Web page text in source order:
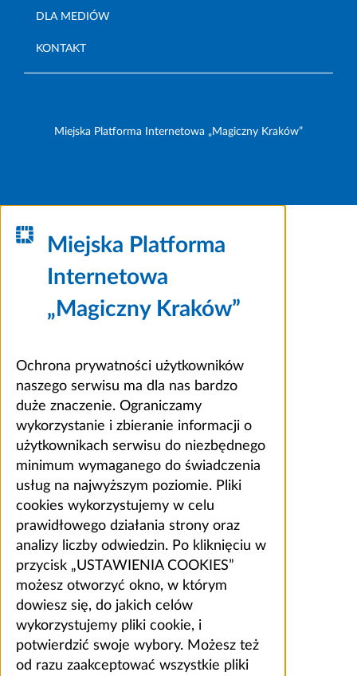
DLA MEDIÓW
KONTAKT
Miejska Platforma Internetowa „Magiczny Kraków”
Miejska Platforma
Internetowa
„Magiczny Kraków”
Ochrona prywatności użytkowników
naszego serwisu ma dla nas bardzo
duże znaczenie. Ograniczamy
wykorzystanie i zbieranie informacji o
użytkownikach serwisu do niezbędnego
minimum wymaganego do świadczenia
usług na najwyższym poziomie. Pliki
cookies wykorzystujemy w celu
prawidłowego działania strony oraz
analizy liczby odwiedzin. Po kliknięciu w
przycisk „USTAWIENIA COOKIES”
możesz otworzyć okno, w którym
dowiesz się, do jakich celów
wykorzystujemy pliki cookie, i
potwierdzić swoje wybory. Możesz też
od razu zaakceptować wszystkie pliki